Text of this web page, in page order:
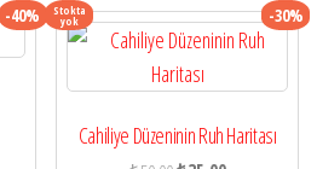
-40% Stokta
yok -30%
Cahiliye Düzeninin Ruh Haritası